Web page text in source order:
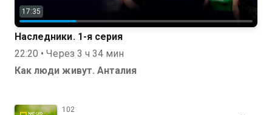
17:35
Наследники. 1-я серия
22:20 • Через 3 ч 34 мин
Как люди живут. Анталия
102